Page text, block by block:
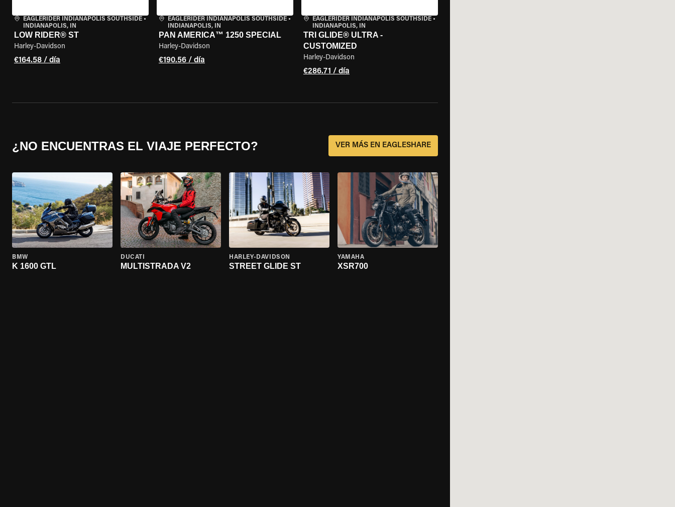
EAGLERIDER INDIANAPOLIS SOUTHSIDE •
INDIANAPOLIS, IN
LOW RIDER® ST
Harley-Davidson
€164.58 / día
EAGLERIDER INDIANAPOLIS SOUTHSIDE•
INDIANAPOLIS, IN
PAN AMERICA™ 1250 SPECIAL
Harley-Davidson
€190.56 / día
EAGLERIDER INDIANAPOLIS SOUTHSIDE•
INDIANAPOLIS, IN
TRI GLIDE® ULTRA -
CUSTOMIZED
Harley-Davidson
€286.71 / día
¿NO ENCUENTRAS EL VIAJE PERFECTO? VER MÁS EN EAGLESHARE
BMW
K 1600 GTL
DUCATI
MULTISTRADA V2
HARLEY-DAVIDSON
STREET GLIDE ST
YAMAHA
XSR700